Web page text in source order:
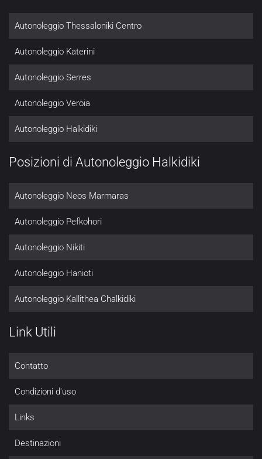
Autonoleggio Thessaloniki Centro
Autonoleggio Katerini
Autonoleggio Serres
Autonoleggio Veroia
Autonoleggio Halkidiki
Posizioni di Autonoleggio Halkidiki
Autonoleggio Neos Marmaras
Autonoleggio Pefkohori
Autonoleggio Nikiti
Autonoleggio Hanioti
Autonoleggio Kallithea Chalkidiki
Link Utili
Contatto
Condizioni d'uso
Links
Destinazioni